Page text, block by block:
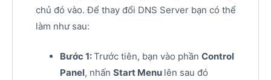
chủ đó vào. Để thay đổi DNS Server bạn có thể
làm như sau:
Bước 1:Trước tiên, bạn vào phần Control
Panel, nhấn Start Menu lên sau đó